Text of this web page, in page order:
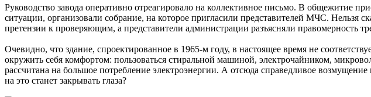
Руководство завода оперативно отреагировало на коллективное письмо. В общежитие
ситуации, организовали собрание, на которое пригласили представителей МЧС. Нельзя
претензии к проверяющим, а представители администрации разъясняли правомерность
Очевидно, что здание, спроектированное в 1965-м году, в настоящее время не
окружить себя комфортом: пользоваться стиральной машиной, электрочайником,
рассчитана на большое потребление электроэнергии. А отсюда справедливое
на это станет закрывать глаза?